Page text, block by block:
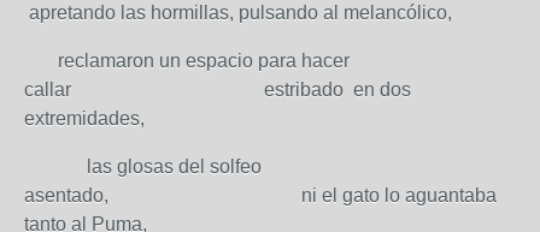
apretando las hormillas, pulsando al melancólico,
reclamaron un espacio para hacer
callar estribado en dos
extremidades,
las glosas del solfeo
asentado, ni el gato lo aguantaba
tanto al Puma,